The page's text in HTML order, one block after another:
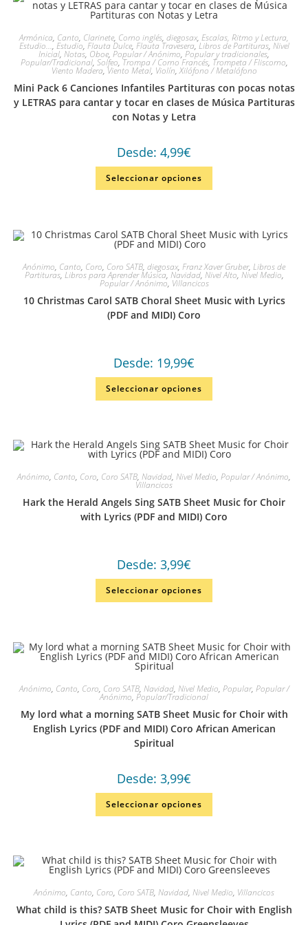
Armónica, Canto, Clarinete, Corno inglés, diegosax, Escalas, Ritmo y Lectura,
Estudio..., Estudio, Flauta Dulce, Flauta Travesera,Libros de Partituras, Nivel
Inicial, Notas, Oboe, Popular / Anónimo, Popular y tradicionales,
Popular/Tradicional, Solfeo, Trompa / Corno Francés, Trompeta / Fliscorno,
Viento Madera, Viento Metal, Violín,Xilófono / Metalófono
Mini Pack 6 Canciones Infantiles Partituras con pocas notas
y LETRAS para cantar y tocar en clases de Música Partituras
con Notas y Letra
Desde: 4,99€
Seleccionar opciones
Anónimo, Canto, Coro, Coro SATB, diegosax, Franz Xaver Gruber, Libros de
Partituras, Libros para Aprender Música, Navidad, Nivel Alto, Nivel Medio,
Popular / Anónimo, Villancicos
10 Christmas Carol SATB Choral Sheet Music with Lyrics
(PDF and MIDI) Coro
Desde: 19,99€
Seleccionar opciones
Anónimo, Canto, Coro, Coro SATB, Navidad, Nivel Medio, Popular / Anónimo,
Villancicos
Hark the Herald Angels Sing SATB Sheet Music for Choir
with Lyrics (PDF and MIDI) Coro
Desde: 3,99€
Seleccionar opciones
Anónimo, Canto, Coro, Coro SATB, Navidad, Nivel Medio, Popular, Popular /
Anónimo, Popular/Tradicional
My lord what a morning SATB Sheet Music for Choir with
English Lyrics (PDF and MIDI) Coro African American
Spiritual
Desde: 3,99€
Seleccionar opciones
Anónimo, Canto, Coro, Coro SATB, Navidad, Nivel Medio, Villancicos
What child is this? SATB Sheet Music for Choir with English